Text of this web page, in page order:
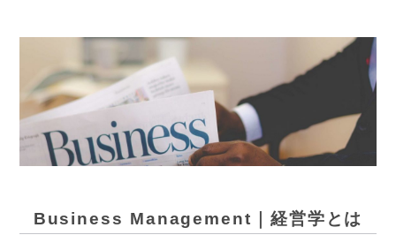
Business Management｜経営学とは